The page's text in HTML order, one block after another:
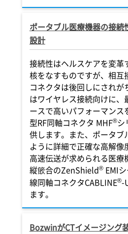
ポータブル医療機器の接続
設計
接続性はヘルスケアを変革
核をなすものですが、相互
コネクタは後回しにされが
はワイヤレス接続向けに、
ースで高いパフォーマンス
型RF同軸コネクタ MHF®シ
供します。また、ポータブ
ように詳細で正確な高解像
高速伝送が求められる医療
縦篏合のZenShield®EMIシ
線同軸コネクタCABLINE®-
ます。
BozwinがCTイメージング